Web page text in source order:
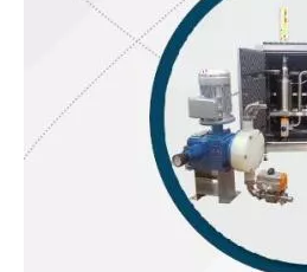
Tecnología de tratamiento de agua por ultrasonidos
Actualmente, la investigación sobre